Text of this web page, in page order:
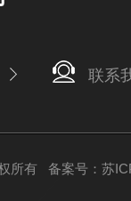
联系
所有 备案号：苏